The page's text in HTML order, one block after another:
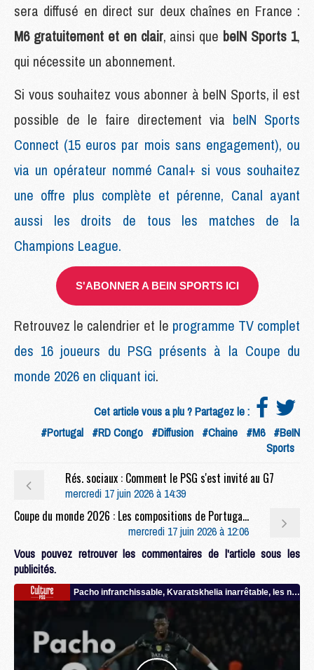
sera diffusé en direct sur deux chaînes en France :
M6 gratuitement et en clair, ainsi que beIN Sports 1,
qui nécessite un abonnement.
Si vous souhaitez vous abonner à beIN Sports, il est
possible de le faire directement via beIN Sports
Connect (15 euros par mois sans engagement), ou
via un opérateur nommé Canal+ si vous souhaitez
une offre plus complète et pérenne, Canal ayant
aussi les droits de tous les matches de la
Champions League.
S'ABONNER A BEIN SPORTS ICI
Retrouvez le calendrier et le programme TV complet
des 16 joueurs du PSG présents à la Coupe du
monde 2026 en cliquant ici.
Cet article vous a plu ? Partagez le :
#Portugal #RD Congo #Diffusion #Chaine #M6 #BeIN
Sports
Rés. sociaux : Comment le PSG s'est invité au G7
mercredi 17 juin 2026 à 14:39
Coupe du monde 2026 : Les compositions de Portugal/RD Congo selon la presse avec 3 Parisiens
mercredi 17 juin 2026 à 12:06
Vous pouvez retrouver les commentaires de l'article sous les
publicités.